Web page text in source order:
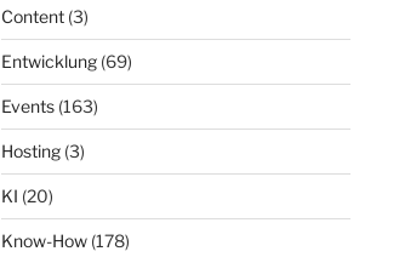
Content (3)
Entwicklung (69)
Events (163)
Hosting (3)
KI (20)
Know-How (178)